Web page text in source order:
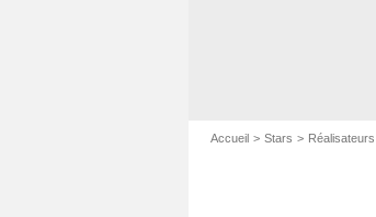
Accueil Stars Réalisateurs